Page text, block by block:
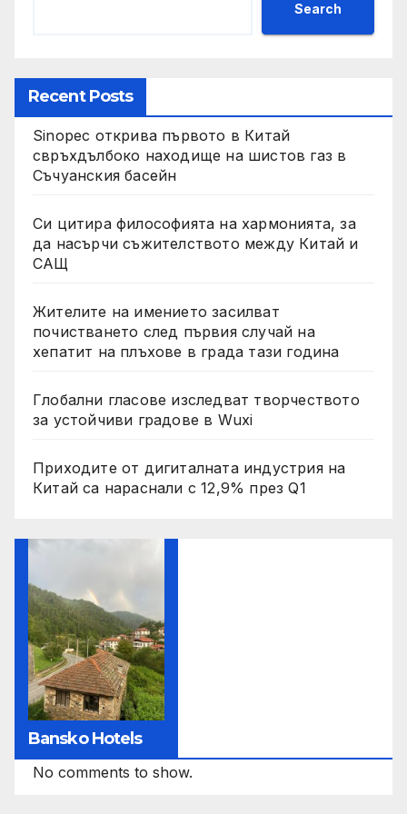
Search
Recent Posts
Sinopec открива първото в Китай
свръхдълбоко находище на шистов газ в
Съчуанския басейн
Си цитира философията на хармонията, за
да насърчи съжителството между Китай и
САЩ
Жителите на имението засилват
почистването след първия случай на
хепатит на плъхове в града тази година
Глобални гласове изследват творчеството
за устойчиви градове в Wuxi
Приходите от дигиталната индустрия на
Китай са нараснали с 12,9% през Q1
Bansko Hotels
No comments to show.